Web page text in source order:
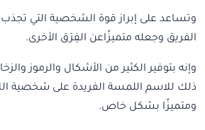
وتساعد على إبراز قوة الشخصية التي تجذب
الفريق وجعله متميزًاعن الفِرَق الأخرى.
وإنه بتوفير الكثير من الأشكال والرموز
ذلك للاسم اللمسة الفريدة على شخصية
ومتميزًا بشكل خاص.